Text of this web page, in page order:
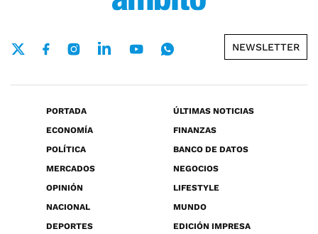
NEWSLETTER
PORTADA
ÚLTIMAS NOTICIAS
ECONOMÍA
FINANZAS
POLÍTICA
BANCO DE DATOS
MERCADOS
NEGOCIOS
OPINIÓN
LIFESTYLE
NACIONAL
MUNDO
DEPORTES
EDICIÓN IMPRESA